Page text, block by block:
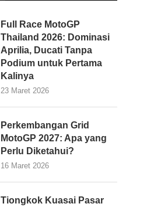
Full Race MotoGP
Thailand 2026: Dominasi
Aprilia, Ducati Tanpa
Podium untuk Pertama
Kalinya
23 Maret 2026
Perkembangan Grid
MotoGP 2027: Apa yang
Perlu Diketahui?
16 Maret 2026
Tiongkok Kuasai Pasar